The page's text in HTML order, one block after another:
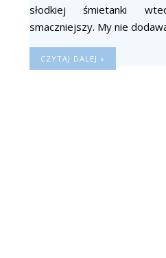
słodkiej śmietanki
smaczniejszy. My nie
CZYTAJ DALEJ »